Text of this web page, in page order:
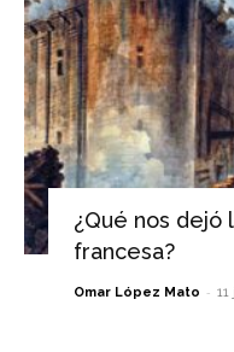
¿Qué nos dejó
francesa?
Omar López Mato - 11